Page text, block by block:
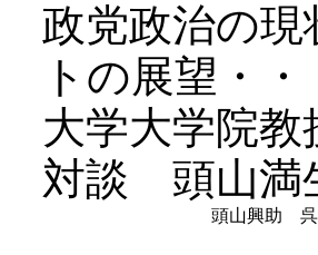
政党政治の
トの展望・
大学大学院教
対談 頭山満
頭山興助 呉